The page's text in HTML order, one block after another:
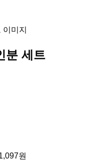
분 세트
원